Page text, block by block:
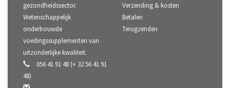
gezondheidssector.
Wetenschappelijk
onderbouwde
voedingssupplementen van
uitzonderlijke kwaliteit.
056 41 91 48 (+ 32 56 41 91
48)
Verzending & kosten
Betalen
Terugzenden